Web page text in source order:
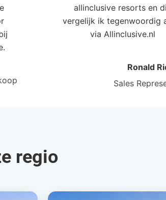
allinclusive resorts en
vergelijk ik tegenwoordig
via Allinclusive.nl
Ronald
Sales
regio